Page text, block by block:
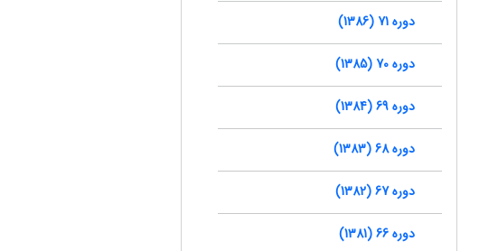
دوره 71 (1386)
دوره 70 (1385)
دوره 69 (1384)
دوره 68 (1383)
دوره 67 (1382)
دوره 66 (1381)